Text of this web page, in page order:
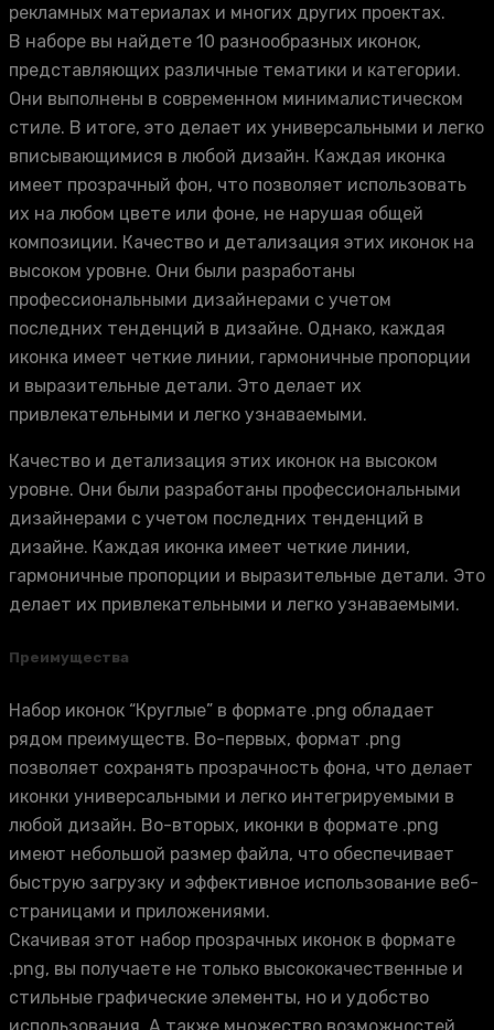
рекламных материалах и многих других проектах.
В наборе вы найдете 10 разнообразных иконок,
представляющих различные тематики и категории.
Они выполнены в современном минималистическом
стиле. В итоге, это делает их универсальными и легко
вписывающимися в любой дизайн. Каждая иконка
имеет прозрачный фон, что позволяет использовать
их на любом цвете или фоне, не нарушая общей
композиции. Качество и детализация этих иконок на
высоком уровне. Они были разработаны
профессиональными дизайнерами с учетом
последних тенденций в дизайне. Однако, каждая
иконка имеет четкие линии, гармоничные пропорции
и выразительные детали. Это делает их
привлекательными и легко узнаваемыми.
Качество и детализация этих иконок на высоком
уровне. Они были разработаны профессиональными
дизайнерами с учетом последних тенденций в
дизайне. Каждая иконка имеет четкие линии,
гармоничные пропорции и выразительные детали. Это
делает их привлекательными и легко узнаваемыми.
Преимущества
Набор иконок “Круглые” в формате .png обладает
рядом преимуществ. Во-первых, формат .png
позволяет сохранять прозрачность фона, что делает
иконки универсальными и легко интегрируемыми в
любой дизайн. Во-вторых, иконки в формате .png
имеют небольшой размер файла, что обеспечивает
быструю загрузку и эффективное использование веб-
страницами и приложениями.
Скачивая этот набор прозрачных иконок в формате
.png, вы получаете не только высококачественные и
стильные графические элементы, но и удобство